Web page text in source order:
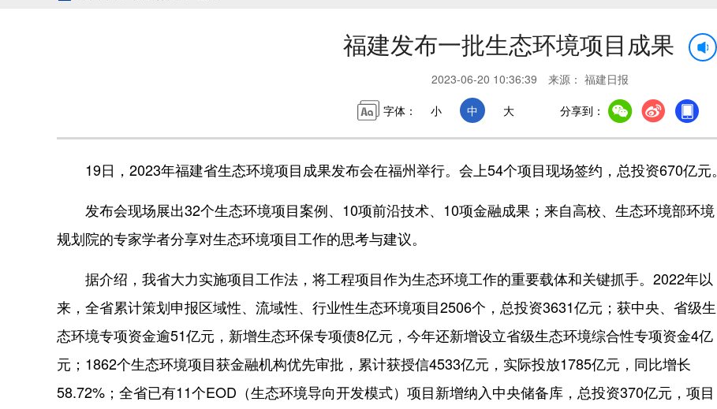
福建发布一批生态环境项目成果
2023-06-20 10:36:39 来源： 福建日报
字体：
小 中 大 分享到：
19日，2023年福建省生态环境项目成果发布会在福州举行。会上54个项目现场签约，总投资670亿元。
发布会现场展出32个生态环境项目案例、10项前沿技术、10项金融成果；来自高校、生态环境部环境
规划院的专家学者分享对生态环境项目工作的思考与建议。
据介绍，我省大力实施项目工作法，将工程项目作为生态环境工作的重要载体和关键抓手。2022年以
来，全省累计策划申报区域性、流域性、行业性生态环境项目2506个，总投资3631亿元；获中央、省级生
态环境专项资金逾51亿元，新增生态环保专项债8亿元，今年还新增设立省级生态环境综合性专项资金4亿
元；1862个生态环境项目获金融机构优先审批，累计获授信4533亿元，实际投放1785亿元，同比增长
58.72%；全省已有11个EOD（生态环境导向开发模式）项目新增纳入中央储备库，总投资370亿元，项目